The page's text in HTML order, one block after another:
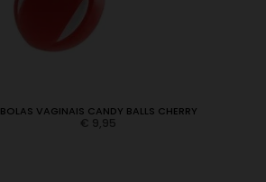
BOLAS VAGINAIS CANDY BALLS CHERRY
€ 9,95